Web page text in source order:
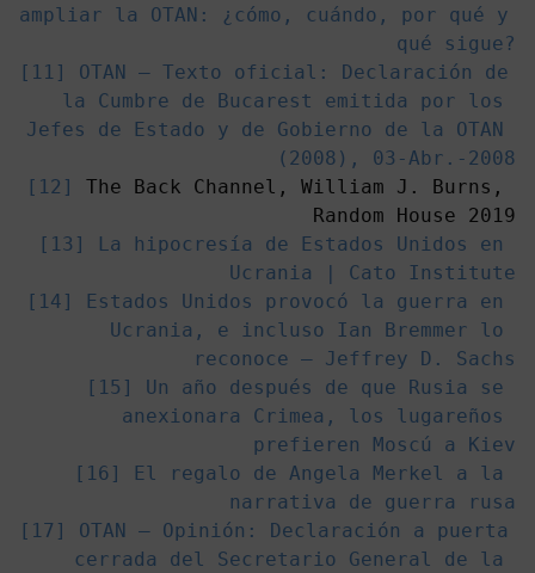
ampliar la OTAN: ¿cómo, cuándo, por qué y
qué sigue?
[11] OTAN – Texto oficial: Declaración de
la Cumbre de Bucarest emitida por los
Jefes de Estado y de Gobierno de la OTAN
(2008), 03-Abr.-2008
[12]
The Back Channel, William J. Burns,
[13]
La hipocresía de Estados Unidos en
Ucrania | Cato Institute
[14]
Estados Unidos provocó la guerra en
Ucrania, e incluso Ian Bremmer lo
reconoce — Jeffrey D. Sachs
[15] Un año después de que Rusia se
anexionara Crimea, los lugareños
prefieren Moscú a Kiev
[16]
El regalo de Angela Merkel a la
narrativa de guerra rusa
[17] OTAN – Opinión: Declaración a puerta
cerrada del Secretario General de la